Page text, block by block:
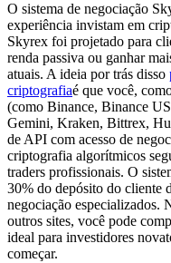
O sistema de negociação
experiência invistam em
Skyrex foi projetado para
renda passiva ou ganhar
atuais. A ideia por trás disso
criptografiaé que você,
(como Binance, Binance
Gemini, Kraken, Bittrex,
de API com acesso de
criptografia algorítmicos
traders profissionais. O
30% do depósito do cliente
negociação especializados.
outros sites, você pode
ideal para investidores
começar.